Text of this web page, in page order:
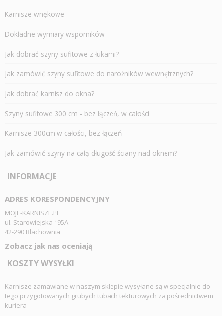
Karnisze wnękowe
Dokładne wymiary wsporników
Jak dobrać szyny sufitowe z łukami?
Jak zamówić szyny sufitowe do narożników wewnętrznych?
Jak dobrać karnisz do okna?
Szyny sufitowe 300 cm - bez łączeń, w całości
Karnisze 300cm w całości, bez łączeń
Jak zamówić szyny na całą długość ściany nad oknem?
INFORMACJE
ADRES KORESPONDENCYJNY
MOJE-KARNISZE.PL
ul. Starowiejska 195A
42-290 Blachownia
Zobacz jak nas oceniają
KOSZTY WYSYŁKI
Karnisze zamawiane w naszym sklepie wysyłane są w specjalnie do
tego przygotowanych grubych tubach tekturowych za pośrednictwem
kuriera